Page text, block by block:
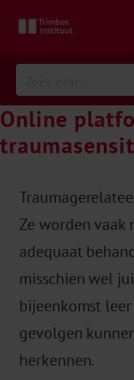
Online
Ze worden vaak
adequaat
misschien wel
bijeenkomst
gevolgen
herkennen.